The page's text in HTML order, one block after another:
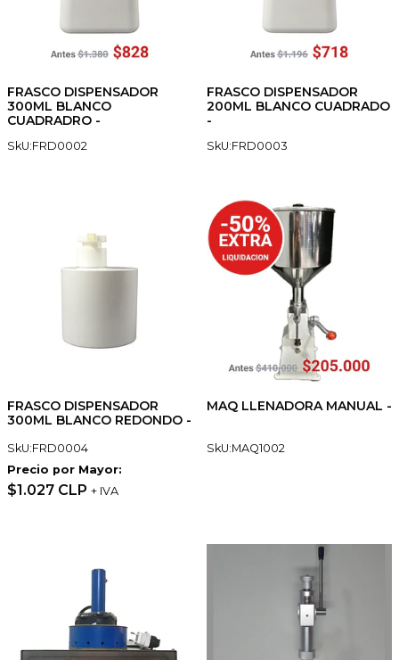
FRASCO DISPENSADOR
300ML BLANCO
CUADRADRO -
SkU:FRD0002
FRASCO DISPENSADOR
200ML BLANCO CUADRADO
-
SkU:FRD0003
FRASCO DISPENSADOR
300ML BLANCO REDONDO -
SkU:FRD0004
Precio por Mayor:
$1.027 CLP + IVA
MAQ LLENADORA MANUAL -
SkU:MAQ1002